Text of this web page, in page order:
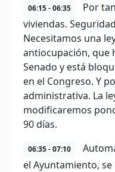
06:15 - 06:35
Por
viviendas.
Necesitamos una
antiocupación, que
Senado y está
en el Congreso. Y
administrativa. La
modificaremos
90 días.
06:35 - 07:10
el Ayuntamiento,